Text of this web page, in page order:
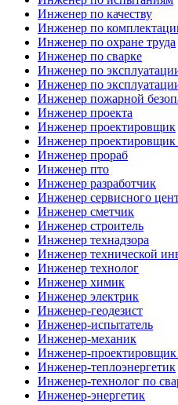
Инженер по качеству
Инженер по
Инженер по охране труда
Инженер по сварке
Инженер по
Инженер по
Инженер пожарной
Инженер проекта
Инженер проектировщик
Инженер проектировщик
Инженер прораб
Инженер пто
Инженер разработчик
Инженер сервисного
Инженер сметчик
Инженер строитель
Инженер технадзора
Инженер технической
Инженер технолог
Инженер химик
Инженер электрик
Инженер-геодезист
Инженер-испытатель
Инженер-механик
Инженер-проектировщик
Инженер-теплоэнергетик
Инженер-технолог по
Инженер-энергетик